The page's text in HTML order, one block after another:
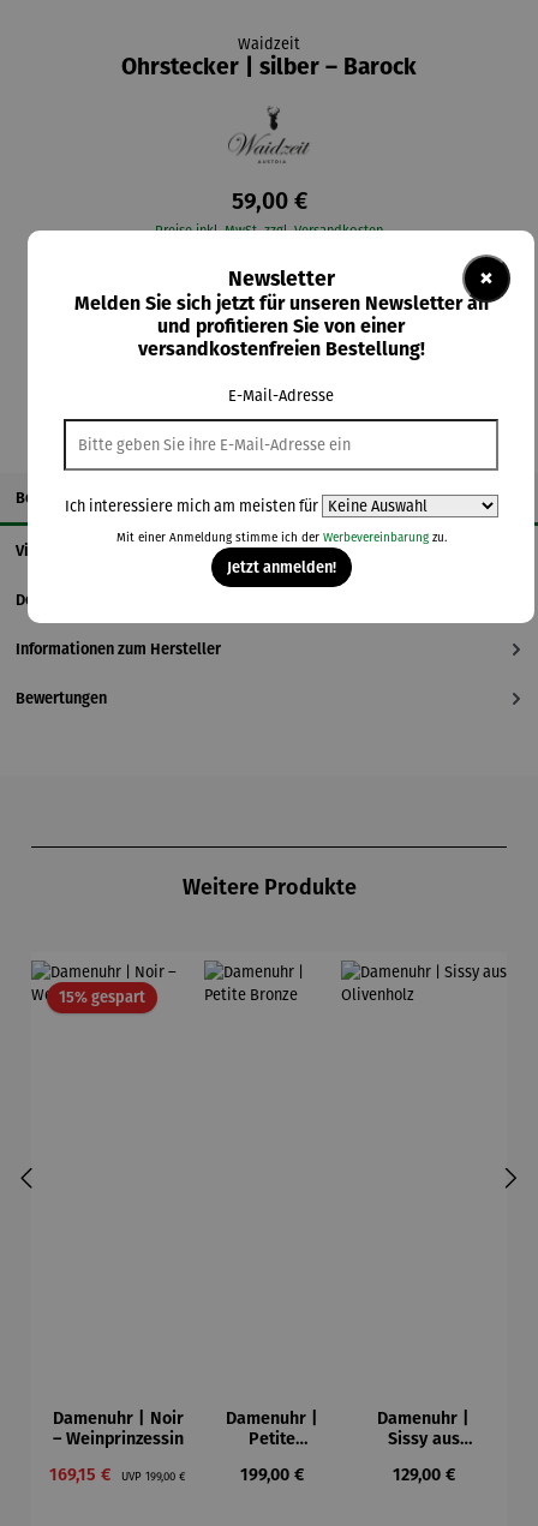
Waidzeit
Ohrstecker | silber – Barock
59,00 €
Preise inkl. MwSt. zzgl. Versandkosten
Lieferzeit: 5-7 Tage
In den Warenkorb
Beschreibung
Videos
Details
Informationen zum Hersteller
Bewertungen
Weitere Produkte
15% gespartRabatt
Damenuhr | Noir
– Weinprinzessin
Verkaufspreis:
169,15 € UVPRegulärer Preis:
199,00 €
Damenuhr |
Petite
Regulärer Preis:
199,00 €
Damenuhr |
Sissy aus
Regulärer Preis:
129,00 €
×
Newsletter
Melden Sie sich jetzt für unseren Newsletter an
und profitieren Sie von einer
versandkostenfreien Bestellung!
E-Mail-Adresse
Ich interessiere mich am meisten für
Mit einer Anmeldung stimme ich der Werbevereinbarungzu.
Jetzt anmelden!